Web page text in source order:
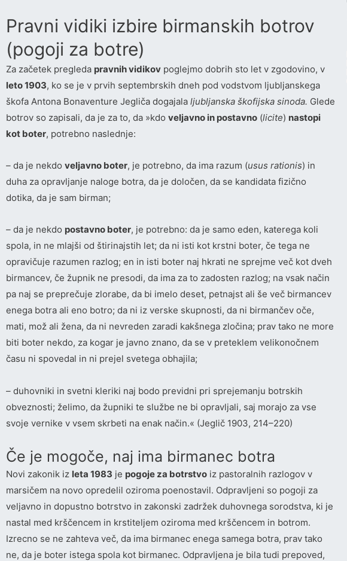
Pravni vidiki izbire birmanskih botrov
(pogoji za botre)
Za začetek pregleda pravnih vidikov poglejmo dobrih sto let v zgodovino, v
leto 1903, ko se je v prvih septembrskih dneh pod vodstvom ljubljanskega
škofa Antona Bonaventure Jegliča dogajala ljubljanska škofijska sinoda. Glede
botrov so zapisali, da je za to, da »kdo veljavno in postavno (licite) nastopi
kot boter, potrebno naslednje:
– da je nekdo veljavno boter, je potrebno, da ima razum (usus rationis) in
duha za opravljanje naloge botra, da je določen, da se kandidata fizično
dotika, da je sam birman;
– da je nekdo postavno boter, je potrebno: da je samo eden, katerega koli
spola, in ne mlajši od štirinajstih let; da ni isti kot krstni boter, če tega ne
opravičuje razumen razlog; en in isti boter naj hkrati ne sprejme več kot dveh
birmancev, če župnik ne presodi, da ima za to zadosten razlog; na vsak način
pa naj se preprečuje zlorabe, da bi imelo deset, petnajst ali še več birmancev
enega botra ali eno botro; da ni iz verske skupnosti, da ni birmančev oče,
mati, mož ali žena, da ni nevreden zaradi kakšnega zločina; prav tako ne more
biti boter nekdo, za kogar je javno znano, da se v preteklem velikonočnem
času ni spovedal in ni prejel svetega obhajila;
– duhovniki in svetni kleriki naj bodo previdni pri sprejemanju botrskih
obveznosti; želimo, da župniki te službe ne bi opravljali, saj morajo za vse
svoje vernike v vsem skrbeti na enak način.« (Jeglič 1903, 214–220)
Če je mogoče, naj ima birmanec botra
Novi zakonik iz leta 1983 je pogoje za botrstvo iz pastoralnih razlogov v
marsičem na novo opredelil oziroma poenostavil. Odpravljeni so pogoji za
veljavno in dopustno botrstvo in zakonski zadržek duhovnega sorodstva, ki je
nastal med krščencem in krstiteljem oziroma med krščencem in botrom.
Izrecno se ne zahteva več, da ima birmanec enega samega botra, prav tako
ne, da je boter istega spola kot birmanec. Odpravljena je bila tudi prepoved,